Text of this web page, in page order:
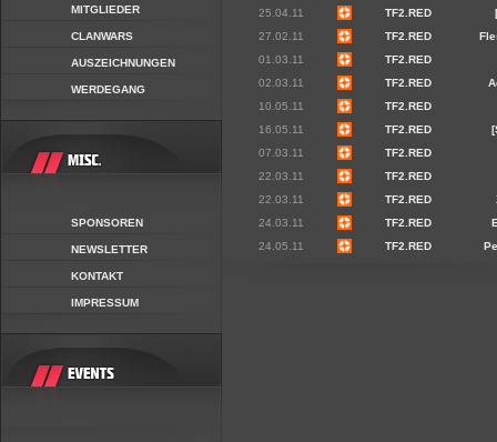
MITGLIEDER
CLANWARS
AUSZEICHNUNGEN
WERDEGANG
SPONSOREN
NEWSLETTER
KONTAKT
IMPRESSUM
25.04.11
TF2.RED
27.02.11
TF2.RED
01.03.11
TF2.RED
02.03.11
TF2.RED
10.05.11
TF2.RED
16.05.11
TF2.RED
07.03.11
TF2.RED
22.03.11
TF2.RED
22.03.11
TF2.RED
24.03.11
TF2.RED
24.05.11
TF2.RED